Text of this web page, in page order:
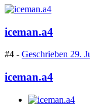
iceman.a4
#4 - Geschrieben 29.
iceman.a4